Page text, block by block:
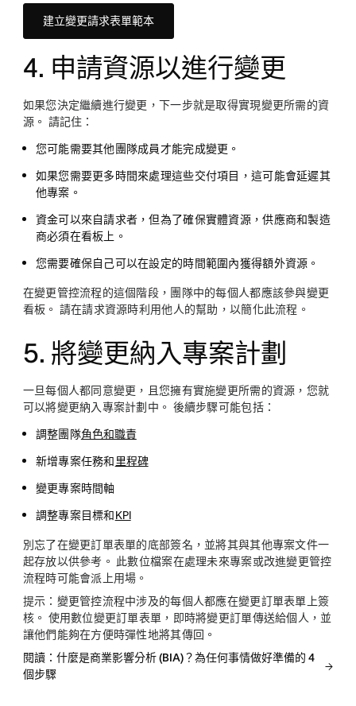
建立變更請求表單範本
4. 申請資源以進行變更
如果您決定繼續進行變更，下一步就是取得實現變更所需的資
源。 請記住：
您可能需要其他團隊成員才能完成變更。
如果您需要更多時間來處理這些交付項目，這可能會延遲其
他專案。
資金可以來自請求者，但為了確保實體資源，供應商和製造
商必須在看板上。
您需要確保自己可以在設定的時間範圍內獲得額外資源。
在變更管控流程的這個階段，團隊中的每個人都應該參與變更
看板。 請在請求資源時利用他人的幫助，以簡化此流程。
5. 將變更納入專案計劃
一旦每個人都同意變更，且您擁有實施變更所需的資源，您就
可以將變更納入專案計劃中。 後續步驟可能包括：
調整團隊角色和職責
新增專案任務和里程碑
變更專案時間軸
調整專案目標和KPI
別忘了在變更訂單表單的底部簽名，並將其與其他專案文件一
起存放以供參考。 此數位檔案在處理未來專案或改進變更管控
流程時可能會派上用場。
提示： 變更管控流程中涉及的每個人都應在變更訂單表單上簽
核。 使用數位變更訂單表單，即時將變更訂單傳送給個人，並
讓他們能夠在方便時彈性地將其傳回。
閱讀：什麼是商業影響分析 (BIA)？為任何事情做好準備的 4
個步驟